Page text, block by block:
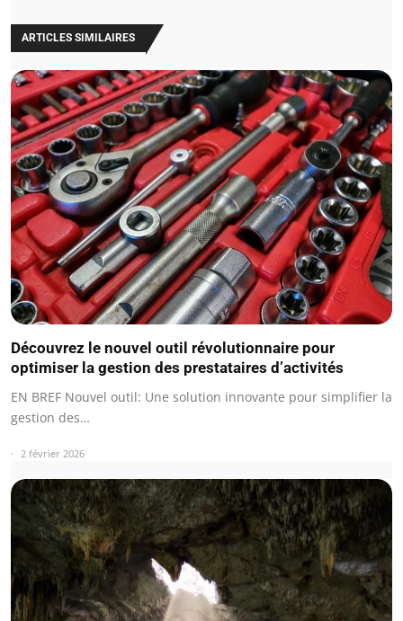
ARTICLES SIMILAIRES
Découvrez le nouvel outil révolutionnaire pour
optimiser la gestion des prestataires d’activités
EN BREF Nouvel outil: Une solution innovante pour simplifier la
gestion des…
2 février 2026